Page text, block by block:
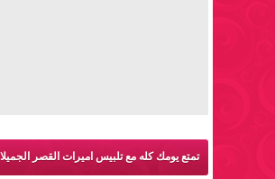
تمتع يومك كله مع تلبيس اميرات القصر